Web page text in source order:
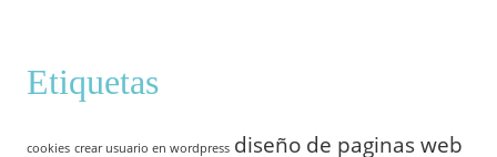
Etiquetas
cookies crear usuario en wordpress diseño de paginas web